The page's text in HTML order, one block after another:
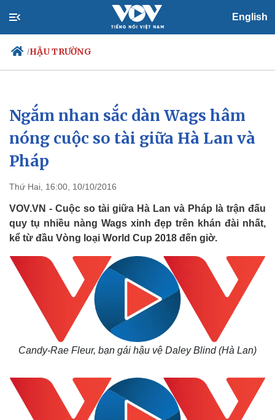
English
/HẬU TRƯỜNG
Chính trị
Đảng
Tổ chức nhân sự
Quốc hội
Nhận diện sự thật
Xã hội
Tin 24h
Dự báo thời tiết
Ngắm nhan sắc dàn Wags hâm
nóng cuộc so tài giữa Hà Lan và
Pháp
Thứ Hai, 16:00, 10/10/2016
VOV.VN - Cuộc so tài giữa Hà Lan và Pháp là trận đấu
quy tụ nhiều nàng Wags xinh đẹp trên khán đài nhất,
kể từ đầu Vòng loại World Cup 2018 đến giờ.
Candy-Rae Fleur, bạn gái hậu vệ Daley Blind (Hà Lan)